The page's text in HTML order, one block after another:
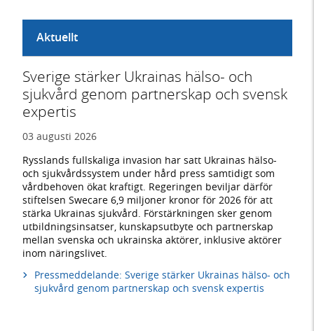
Aktuellt
Sverige stärker Ukrainas hälso- och
sjukvård genom partnerskap och svensk
expertis
03 augusti 2026
Rysslands fullskaliga invasion har satt Ukrainas hälso-
och sjukvårdssystem under hård press samtidigt som
vårdbehoven ökat kraftigt. Regeringen beviljar därför
stiftelsen Swecare 6,9 miljoner kronor för 2026 för att
stärka Ukrainas sjukvård. Förstärkningen sker genom
utbildningsinsatser, kunskapsutbyte och partnerskap
mellan svenska och ukrainska aktörer, inklusive aktörer
inom näringslivet.
Pressmeddelande: Sverige stärker Ukrainas hälso- och
sjukvård genom partnerskap och svensk expertis